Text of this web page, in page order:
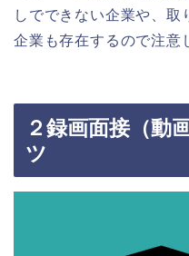
しでできない企業や、取
企業も存在するので注意
２録画面接（動
ツ